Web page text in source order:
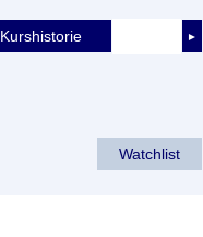
►
Kurshistorie
Watchlist